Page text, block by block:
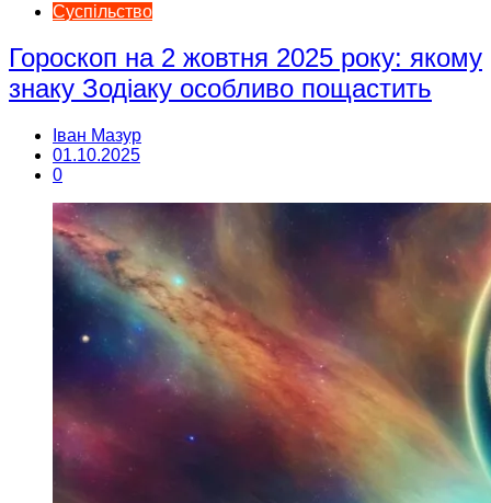
Суспільство
Гороскоп на 2 жовтня 2025 року: якому
знаку Зодіаку особливо пощастить
Іван Мазур
01.10.2025
0